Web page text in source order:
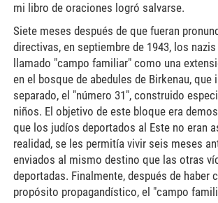
mi libro de oraciones logró salvarse.
Siete meses después de que fueran
directivas, en septiembre de 1943, los
llamado "campo familiar" como una
en el bosque de abedules de Birkenau, que
separado, el "número 31", construido
niños. El objetivo de este bloque era
que los judíos deportados al Este no eran
realidad, se les permitía vivir seis meses
enviados al mismo destino que las otras
deportadas. Finalmente, después de haber
propósito propagandístico, el "campo